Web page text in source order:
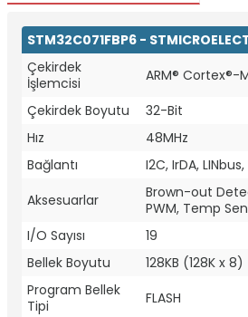
STM32C071FBP6 -
Çekirdek
İşlemcisi
ARM® Cortex®-
Çekirdek Boyutu
32-Bit
Hız
48MHz
Bağlantı
I2C, IrDA, LINbus,
Aksesuarlar
Brown-out
PWM, Temp
I/O Sayısı
19
Bellek Boyutu
128KB (128K x 8)
Program Bellek
Tipi
FLASH